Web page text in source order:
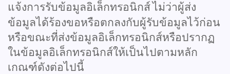
แจ้งการรับข้อมูลอิเล็กทรอนิกส์ไม่ว่าผู้ส่ง
ข้อมูลได้ร้องขอหรือตกลงกับผู้รับข้อมูลไว้ก่อน
หรือขณะที่ส่งข้อมูลอิเล็กทรอนิกส์หรือปรากฏ
ในข้อมูลอิเล็กทรอนิกส์ให้เป็นไปตามหลัก
เกณฑ์ดังต่อไปนี้